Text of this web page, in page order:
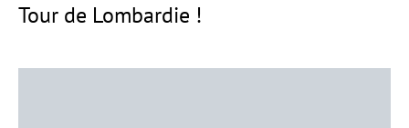
Tour de Lombardie !